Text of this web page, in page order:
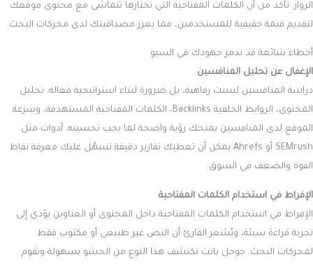
الزوار. تأكد من أن الكلمات المفتاحية التي تختارها تتماشى مع محتوى موقعك
لتقديم قيمة حقيقية للمستخدمين، مما يعزز مصداقيتك لدى محركات البحث.
أخطاء شائعة قد تدمر جهودك في السيو
الإغفال عن تحليل المنافسين
دراسة المنافسين ليست رفاهية، بل ضرورة لبناء استراتيجية فعالة. تحليل
المحتوى، الروابط الخلفية Backlinks، الكلمات المفتاحية المستهدفة، وسرعة
الموقع لدى المنافسين يمنحك رؤية واضحة لما يجب تحسينه. أدوات مثل
SEMrush أو Ahrefs يمكن أن تعطيك تقارير دقيقة تسهّل عليك معرفة نقاط
القوة والضعف في السوق.
الإفراط في استخدام الكلمات المفتاحية
الإفراط في استخدام الكلمات المفتاحية داخل المحتوى أو العناوين يؤدي إلى
تجربة قراءة سيئة، ويُشعر القارئ أن النص غير طبيعي أو مكتوب فقط
لمحركات البحث. جوجل باتت تكتشف هذا النوع من الحشو بسهولة وتقوم